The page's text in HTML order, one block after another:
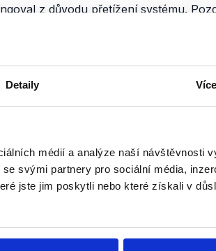
Detaily
médií a analýze naší návštěvnosti
svými partnery pro sociální média,
jste jim poskytli nebo které získali v
z důvodu přetížení systému.
2021, kdy Státní fond dopravní
dálniční známky omylem zadali
fyzickém obchodním místě. Pokud
existuje, ale patří někomu jinému, v
zneužitím systému, “uvedlaLucie
míst nebo elektronicky platební